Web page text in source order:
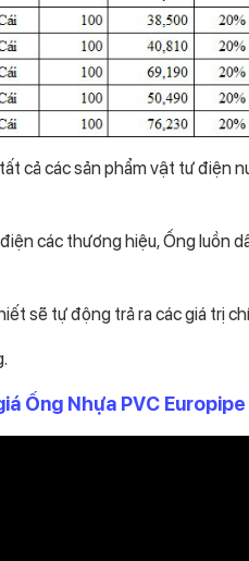
cả các sản phẩm vật tư điện
các thương hiệu, Ống luồn
sẽ tự động trả ra các giá trị
Ống Nhựa PVC Europipe